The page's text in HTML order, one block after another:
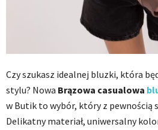
Czy szukasz idealnej bluzki, która
stylu? Nowa Brązowa casualowa
w Butik to wybór, który z pewnością
Delikatny materiał, uniwersalny